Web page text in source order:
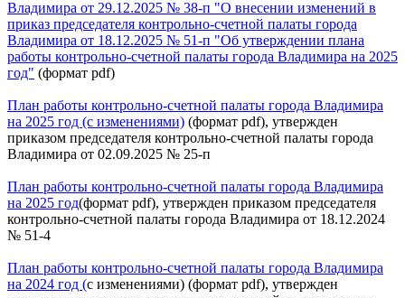
Владимира от 29.12.2025 № 38-п "О внесении изменений в
приказ председателя контрольно-счетной палаты города
Владимира от 18.12.2025 № 51-п "Об утверждении плана
работы контрольно-счетной палаты города Владимира на 2025
год" (формат pdf)
План работы контрольно-счетной палаты города Владимира
на 2025 год (с изменениями) (формат pdf), утвержден
приказом председателя контрольно-счетной палаты города
Владимира от 02.09.2025 № 25-п
План работы контрольно-счетной палаты города Владимира
на 2025 год(формат pdf), утвержден приказом председателя
контрольно-счетной палаты города Владимира от 18.12.2024
№ 51-4
План работы контрольно-счетной палаты города Владимира
на 2024 год (с изменениями) (формат pdf), утвержден